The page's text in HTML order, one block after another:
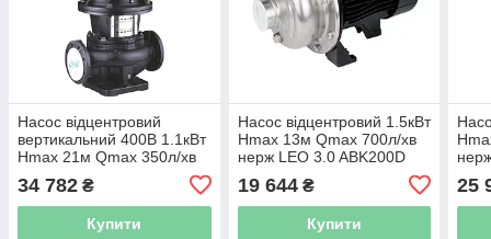
Насос відцентровий
вертикальний 400В 1.1кВт
Hmax 21м Qmax 350л/хв
LEO 3.0 LPP40-17.5-1.1/2
(7714133)
34 782 ₴
Купити
Насос відцентровий 1.5кВт
Hmax 13м Qmax 700л/хв
нерж LEO 3.0 ABK200D
19 644₴
Купити
25